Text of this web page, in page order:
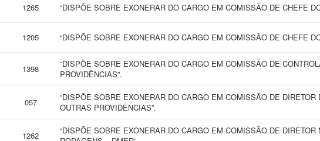
1265 “DISPÕE SOBRE EXONERAR DO CARGO EM COMISSÃO DE CHEFE
1205 “DISPÕE SOBRE EXONERAR DO CARGO EM COMISSÃO DE CHEFE
1398
“DISPÕE SOBRE EXONERAR DO CARGO EM COMISSÃO DE
PROVIDÊNCIAS”.
057
“DISPÕE SOBRE EXONERAR DO CARGO EM COMISSÃO DE
OUTRAS PROVIDÊNCIAS”.
1262
“DISPÕE SOBRE EXONERAR DO CARGO EM COMISSÃO DE